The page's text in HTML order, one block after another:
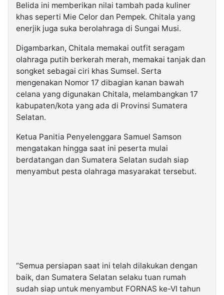
Belida ini memberikan nilai tambah pada kuliner
khas seperti Mie Celor dan Pempek. Chitala yang
enerjik juga suka berolahraga di Sungai Musi.
Digambarkan, Chitala memakai outfit seragam
olahraga putih berkerah merah, memakai tanjak dan
songket sebagai ciri khas Sumsel. Serta
mengenakan Nomor 17 dibagian kanan bawah
celana yang digunakan Chitala, melambangkan 17
kabupaten/kota yang ada di Provinsi Sumatera
Selatan.
Ketua Panitia Penyelenggara Samuel Samson
mengatakan hingga saat ini peserta mulai
berdatangan dan Sumatera Selatan sudah siap
menyambut pesta olahraga masyarakat tersebut.
“Semua persiapan saat ini telah dilakukan dengan
baik, dan Sumatera Selatan selaku tuan rumah
sudah siap untuk menyambut FORNAS ke-VI tahun